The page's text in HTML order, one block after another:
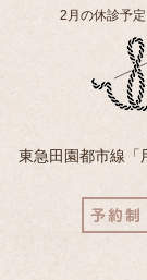
2月の休診予
東急田園都市線「